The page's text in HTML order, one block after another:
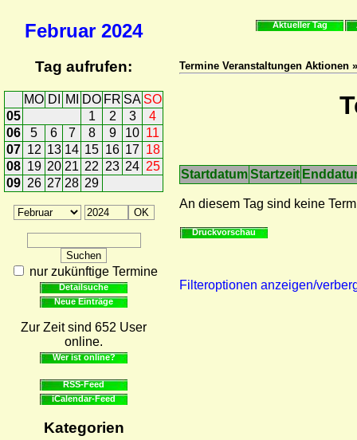
Februar 2024
Tag aufrufen:
MO DI MI DO FR SA SO
05
1 2 3
4
06
5 6 7 8 9 10 11
07 12 13 14 15 16 17 18
08 19 20 21 22 23 24 25
09 26 27 28 29
nur zukünftige Termine
Detailsuche
Neue Einträge
Zur Zeit sind 652 User
online.
Wer ist online?
RSS-Feed
iCalendar-Feed
Kategorien
Aktueller Tag
Termine Veranstaltungen Aktionen
StartdatumStartzeit
An diesem Tag sind keine
Druckvorschau
Filteroptionen anzeigen/